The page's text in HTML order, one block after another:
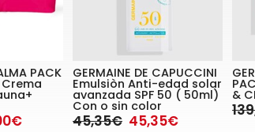
PACK
Crema
GERMAINE DE CAPUCCINI
Emulsiòn Anti-edad solar
avanzada SPF 50 ( 50ml)
Con o sin color
45,35€ 45,35€
&